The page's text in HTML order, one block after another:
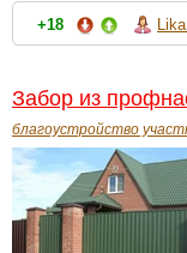
+18
Забор из
благоустройство